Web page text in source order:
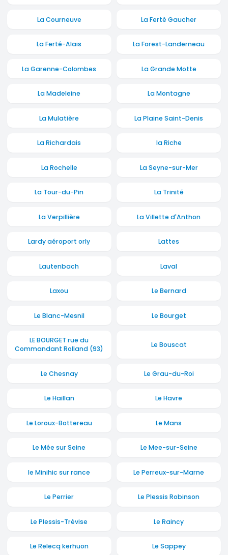
La Courneuve La Ferté Gaucher
La Ferté-Alais La Forest-Landerneau
La Garenne-Colombes La Grande Motte
La Madeleine La Montagne
La Mulatière La Plaine Saint-Denis
La Richardais la Riche
La Rochelle La Seyne-sur-Mer
La Tour-du-Pin La Trinité
La Verpillière La Villette d'Anthon
Lardy aéroport orly Lattes
Lautenbach Laval
Laxou Le Bernard
Le Blanc-Mesnil Le Bourget
LE BOURGET rue du
Commandant Rolland (93)
Le Bouscat
Le Chesnay Le Grau-du-Roi
Le Haillan Le Havre
Le Loroux-Bottereau Le Mans
Le Mée sur Seine Le Mee-sur-Seine
le Minihic sur rance Le Perreux-sur-Marne
Le Perrier Le Plessis Robinson
Le Plessis-Trévise Le Raincy
Le Relecq kerhuon Le Sappey